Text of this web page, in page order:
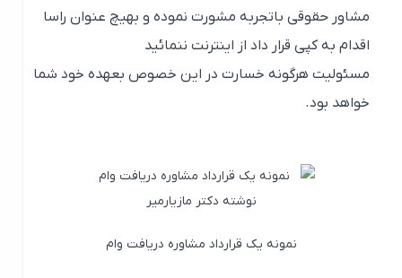
مشاور حقوقی باتجربه مشورت نموده و بهیچ عنوان راسا
اقدام به کپی قرار داد از اینترنت ننمائید
مسئولیت هرگونه خسارت در این خصوص بعهده خود شما
خواهد بود.
نمونه یک قرارداد مشاوره دریافت وام